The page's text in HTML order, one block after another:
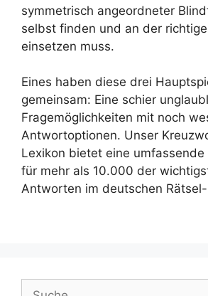
symmetrisch angeordneter
selbst finden und an der
einsetzen muss.
Eines haben diese drei
gemeinsam: Eine schier
Fragemöglichkeiten mit noch
Antwortoptionen. Unser
Lexikon bietet eine
für mehr als 10.000 der
Antworten im deutschen
Suche